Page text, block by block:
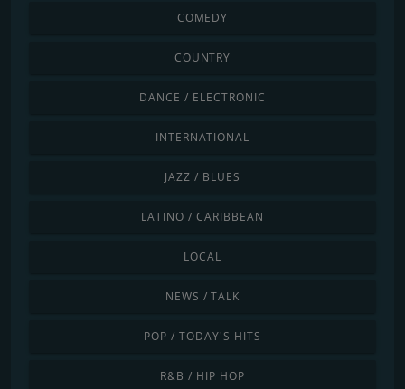
COMEDY
COUNTRY
DANCE / ELECTRONIC
INTERNATIONAL
JAZZ / BLUES
LATINO / CARIBBEAN
LOCAL
NEWS / TALK
POP / TODAY'S HITS
R&B / HIP HOP